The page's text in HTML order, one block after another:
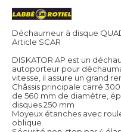
Déchaumeur à disque
Article SCAR
DISKATOR AP est un
autoporteur pour
vitesse, il assure un grand
Châssis principale carré
de 560 mm de diamètre,
disques 250 mm
Moyeux étanches avec
oblique